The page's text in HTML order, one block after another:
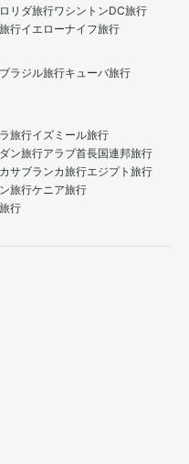
リダ旅行ワシントンDC旅行
行イエローナイフ旅行
ブラジル旅行キューバ旅行
旅行イズミール旅行
ン旅行アラブ首長国連邦旅行
カサブランカ旅行エジプト旅行
旅行ケニア旅行
行